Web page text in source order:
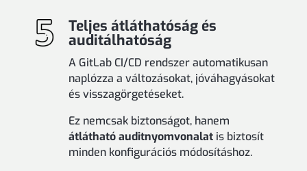
Teljes átláthatóság és
auditálhatóság
A GitLab CI/CD rendszer automatikusan
naplózza a változásokat, jóváhagyásokat
és visszagörgetéseket.
Ez nemcsak biztonságot, hanem
átlátható auditnyomvonalatis biztosít
minden konfigurációs módosításhoz.